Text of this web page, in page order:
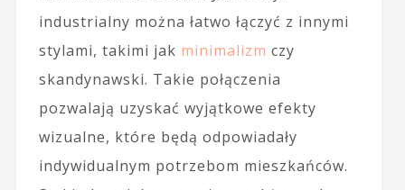
industrialny można łatwo łączyć z innymi
stylami, takimi jak minimalizm czy
skandynawski. Takie połączenia
pozwalają uzyskać wyjątkowe efekty
wizualne, które będą odpowiadały
indywidualnym potrzebom mieszkańców.